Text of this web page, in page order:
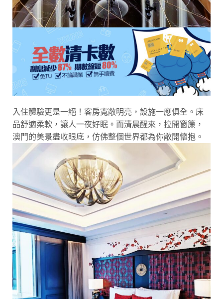
入住體驗更是一絕！客房寬敞明亮，設施一應俱全。床
品舒適柔軟，讓人一夜好眠。而清晨醒來，拉開窗簾，
澳門的美景盡收眼底，仿佛整個世界都為你敞開懷抱。